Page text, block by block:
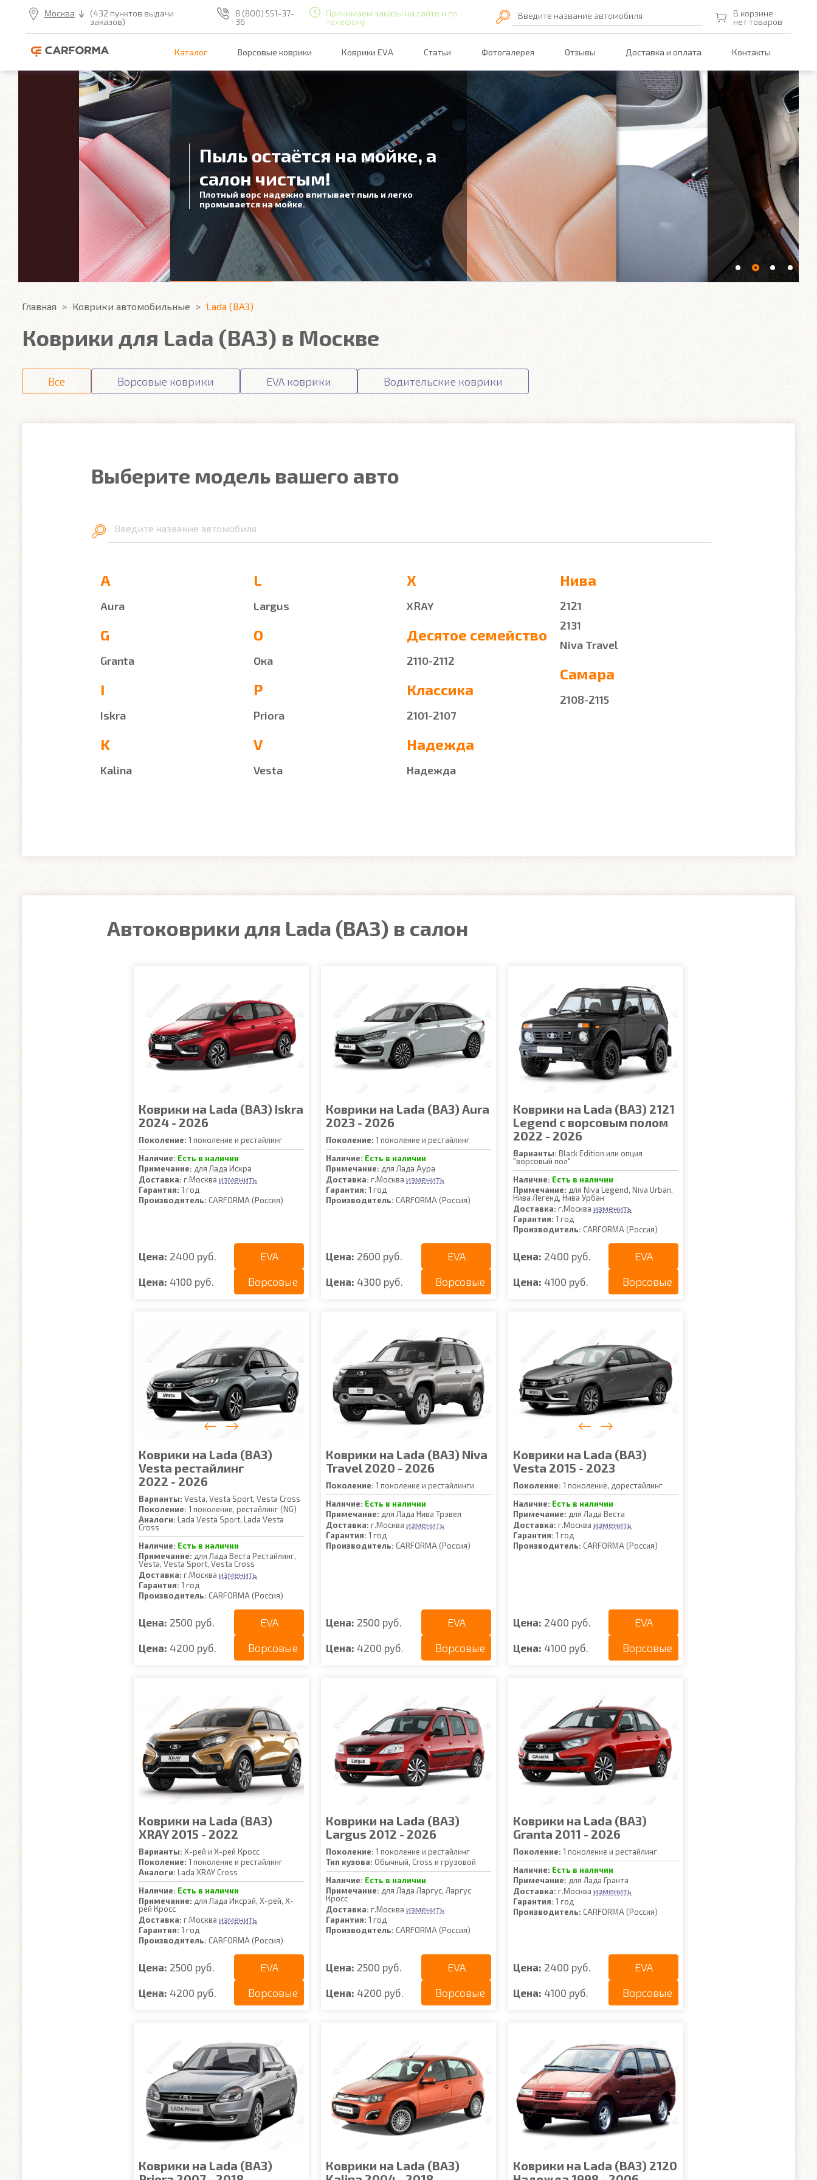
Москва
(432 пунктов выдачи
заказов)
8 (800) 551-37-
36
Принимаем заказы на сайте и по
телефону
Введите название автомобиля
В корзине
нет товаров
Каталог Ворсовые коврики Коврики EVA Статьи Фотогалерея Отзывы Доставка и оплата Контакты
Пыль остаётся на мойке, а
салон чистым!
Плотный ворс надежно впитывает пыль и легко
промывается на мойке.
Главная Коврики автомобильные Lada (ВАЗ)
Коврики для Lada (ВАЗ) в Москве
Все Ворсовые коврики EVA коврики Водительские коврики
Выберите модель вашего авто
Введите название автомобиля
A
Aura
G
Granta
I
Iskra
K
Kalina
L
Largus
O
Ока
P
Priora
V
Vesta
X
XRAY
Десятое семейство
2110-2112
Классика
2101-2107
Надежда
Надежда
Нива
2121
2131
Niva Travel
Самара
2108-2115
Автоковрики для Lada (ВАЗ) в салон
Коврики на Lada (ВАЗ) Iskra
2024 - 2026
Поколение: 1 поколение и рестайлинг
Наличие: Есть в наличии
Примечание: для Лада Искра
Доставка: г.Москва изменить
Гарантия: 1 год
Производитель: CARFORMA (Россия)
Цена: 2400 руб. EVA
Цена: 4100 руб. Ворсовые
Коврики на Lada (ВАЗ) Aura
2023 - 2026
Поколение: 1 поколение и рестайлинг
Наличие: Есть в наличии
Примечание: для Лада Аура
Доставка: г.Москва изменить
Гарантия: 1 год
Производитель: CARFORMA (Россия)
Цена: 2600 руб. EVA
Цена: 4300 руб. Ворсовые
Коврики на Lada (ВАЗ) 2121
Legend с ворсовым полом
2022 - 2026
Варианты: Black Edition или опция
"ворсовый пол"
Наличие: Есть в наличии
Примечание: для Niva Legend, Niva Urban,
Нива Легенд, Нива Урбан
Доставка: г.Москва изменить
Гарантия: 1 год
Производитель: CARFORMA (Россия)
Цена: 2400 руб. EVA
Цена: 4100 руб. Ворсовые
Коврики на Lada (ВАЗ)
Vesta рестайлинг
2022 - 2026
Варианты: Vesta, Vesta Sport, Vesta Cross
Поколение: 1 поколение, рестайлинг (NG)
Аналоги: Lada Vesta Sport, Lada Vesta
Cross
Наличие: Есть в наличии
Примечание: для Лада Веста Рестайлинг,
Vesta, Vesta Sport, Vesta Cross
Доставка: г.Москва изменить
Гарантия: 1 год
Производитель: CARFORMA (Россия)
Цена: 2500 руб. EVA
Цена: 4200 руб. Ворсовые
Коврики на Lada (ВАЗ) Niva
Travel 2020 - 2026
Поколение: 1 поколение и рестайлинги
Наличие: Есть в наличии
Примечание: для Лада Нива Трэвел
Доставка: г.Москва изменить
Гарантия: 1 год
Производитель: CARFORMA (Россия)
Цена: 2500 руб. EVA
Цена: 4200 руб. Ворсовые
Коврики на Lada (ВАЗ)
Vesta 2015 - 2023
Поколение: 1 поколение, дорестайлинг
Наличие: Есть в наличии
Примечание: для Лада Веста
Доставка: г.Москва изменить
Гарантия: 1 год
Производитель: CARFORMA (Россия)
Цена: 2400 руб. EVA
Цена: 4100 руб. Ворсовые
Коврики на Lada (ВАЗ)
XRAY 2015 - 2022
Варианты: Х-рей и Х-рей Кросс
Поколение: 1 поколение и рестайлинг
Аналоги: Lada XRAY Cross
Наличие: Есть в наличии
Примечание: для Лада Иксрэй, Х-рей, Х-
рей Кросс
Доставка: г.Москва изменить
Гарантия: 1 год
Производитель: CARFORMA (Россия)
Цена: 2500 руб. EVA
Цена: 4200 руб. Ворсовые
Коврики на Lada (ВАЗ)
Largus 2012 - 2026
Поколение: 1 поколение и рестайлинг
Тип кузова: Обычный, Cross и грузовой
Наличие: Есть в наличии
Примечание: для Лада Ларгус, Ларгус
Кросс
Доставка: г.Москва изменить
Гарантия: 1 год
Производитель: CARFORMA (Россия)
Цена: 2500 руб. EVA
Цена: 4200 руб. Ворсовые
Коврики на Lada (ВАЗ)
Granta 2011 - 2026
Поколение: 1 поколение и рестайлинг
Наличие: Есть в наличии
Примечание: для Лада Гранта
Доставка: г.Москва изменить
Гарантия: 1 год
Производитель: CARFORMA (Россия)
Цена: 2400 руб. EVA
Цена: 4100 руб. Ворсовые
Коврики на Lada (ВАЗ)
Коврики на Lada (ВАЗ)
Коврики на Lada (ВАЗ) 2120